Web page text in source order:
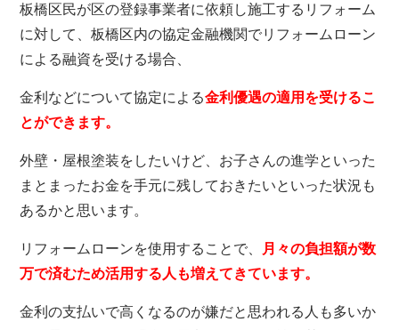
板橋区民が区の登録事業者に依頼し施工するリフォーム
に対して、板橋区内の協定金融機関でリフォームローン
による融資を受ける場合、
金利などについて協定による金利優遇の適用を受けるこ
とができます。
外壁・屋根塗装をしたいけど、お子さんの進学といった
まとまったお金を手元に残しておきたいといった状況も
あるかと思います。
リフォームローンを使用することで、
月々の負担額が数
万で済むため活用する人も増えてきています。
金利の支払いで高くなるのが嫌だと思われる人も多いか